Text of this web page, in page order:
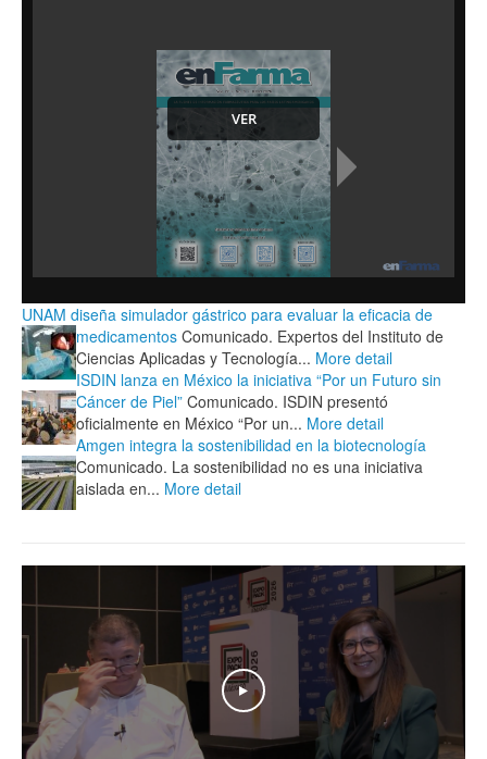
UNAM diseña simulador gástrico para evaluar la eficacia de
medicamentos Comunicado. Expertos del Instituto de
Ciencias Aplicadas y Tecnología... More detail
ISDIN lanza en México la iniciativa “Por un Futuro sin
Cáncer de Piel” Comunicado. ISDIN presentó
oficialmente en México “Por un... More detail
Amgen integra la sostenibilidad en la biotecnología
Comunicado. La sostenibilidad no es una iniciativa
aislada en... More detail
Play